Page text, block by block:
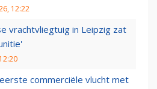
12:22
vrachtvliegtuig in Leipzig zat
commerciële vlucht met